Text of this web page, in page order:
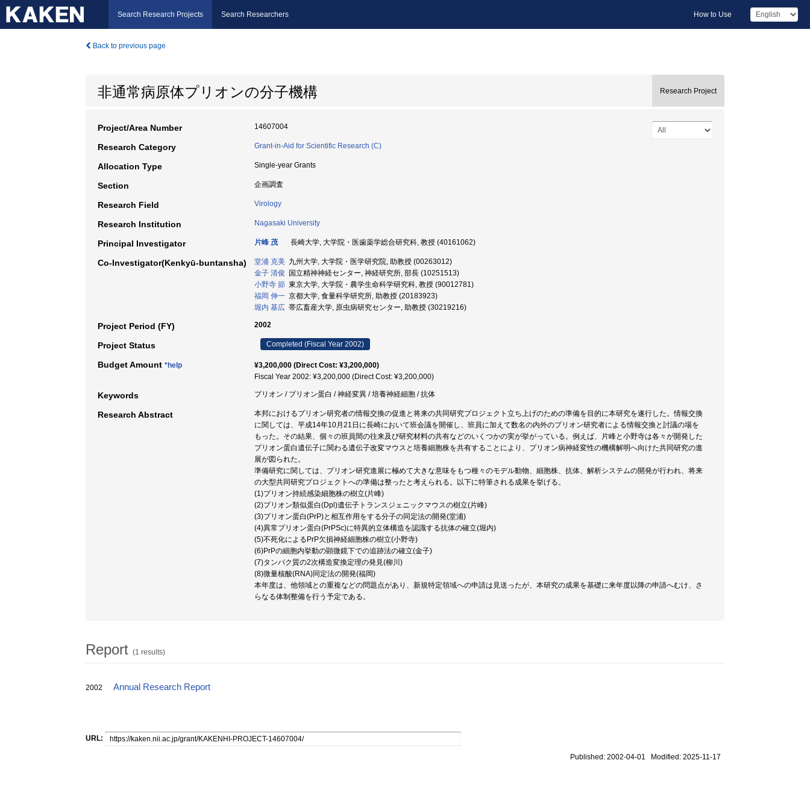
Search Research Projects Search Researchers How to Use
Back to previous page
非通常病原体プリオンの分子機構 Research Project
Project/Area Number 14607004
Research Category Grant-in-Aid for Scientific Research (C)
Allocation Type Single-year Grants
Section 企画調査
Research Field Virology
Research Institution Nagasaki University
Principal Investigator 片峰 茂 長崎大学, 大学院・医歯薬学総合研究科, 教授 (40161062)
Co-Investigator(Kenkyū-buntansha) 堂浦 克美 九州大学, 大学院・医学研究院, 助教授 (00263012)
金子 清俊 国立精神神経センター, 神経研究所, 部長 (10251513)
小野寺 節 東京大学, 大学院・農学生命科学研究科, 教授 (90012781)
福岡 伸一 京都大学, 食量科学研究所, 助教授 (20183923)
堀内 基広 帯広畜産大学, 原虫病研究センター, 助教授 (30219216)
Project Period (FY) 2002
Project Status Completed (Fiscal Year 2002)
Budget Amount *help
¥3,200,000 (Direct Cost: ¥3,200,000)
Fiscal Year 2002: ¥3,200,000 (Direct Cost: ¥3,200,000)
Keywords プリオン / プリオン蛋白 / 神経変異 / 培養神経細胞 / 抗体
Research Abstract
本邦におけるプリオン研究者の情報交換の促進と将来の共同研究プロジェクト立ち上げのための準備を目的に本研究を遂行した。情報交換
に関しては、平成14年10月21日に長崎において班会議を開催し、班員に加えて数名の内外のプリオン研究者による情報交換と討議の場を
もった。その結果、個々の班員間の往来及び研究材料の共有などのいくつかの実が挙がっている。例えば、片峰と小野寺は各々が開発した
プリオン蛋白遺伝子に関わる遺伝子改変マウスと培養細胞株を共有することにより、プリオン病神経変性の機構解明へ向けた共同研究の進
展が図られた。
準備研究に関しては、プリオン研究進展に極めて大きな意味をもつ種々のモデル動物、細胞株、抗体、解析システムの開発が行われ、将来
の大型共同研究プロジェクトへの準備は整ったと考えられる。以下に特筆される成果を挙げる。
(1)プリオン持続感染細胞株の樹立(片峰)
(2)プリオン類似蛋白(Dpl)遺伝子トランスジェニックマウスの樹立(片峰)
(3)プリオン蛋白(PrP)と相互作用をする分子の同定法の開発(堂浦)
(4)異常プリオン蛋白(PrPSc)に特異的立体構造を認識する抗体の確立(堀内)
(5)不死化によるPrP欠損神経細胞株の樹立(小野寺)
(6)PrPの細胞内挙動の顕微鏡下での追跡法の確立(金子)
(7)タンパク質の2次構造変換定理の発見(柳川)
(8)微量核酸(RNA)同定法の開発(福岡)
本年度は、他領域との重複などの問題点があり、新規特定領域への申請は見送ったが、本研究の成果を基礎に来年度以降の申請へむけ、さ
らなる体制整備を行う予定である。
Report (1 results)
2002 Annual Research Report
URL:
Published: 2002-04-01 Modified: 2025-11-17